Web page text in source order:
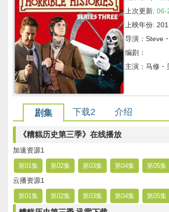
上次更新: 06-
上映年份:
导演：Steve
编剧：
主演：马修
剧集 下载2 介绍
《糟糕历史第三季》在线播放
加速资源1
第01集 第02集 第03集 第04集 第05集
云播资源1
第01集 第02集 第03集 第04集 第05集